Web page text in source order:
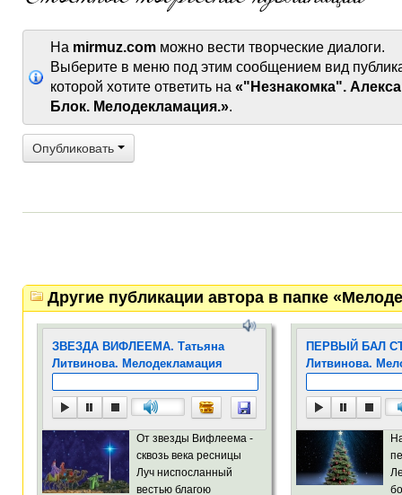
На mirmuz.com можно вести творческие диалоги.
Выберите в меню под этим сообщением вид
которой хотите ответить на «"Незнакомка".
Блок. Мелодекламация.».
Опубликовать
Другие публикации автора в папке
ЗВЕЗДА ВИФЛЕЕМА. Татьяна
Литвинова. Мелодекламация
От звезды Вифлеема -
сквозь века ресницы
Луч ниспосланный
вестью благою
ПЕРВЫЙ БАЛ
Литвинова.